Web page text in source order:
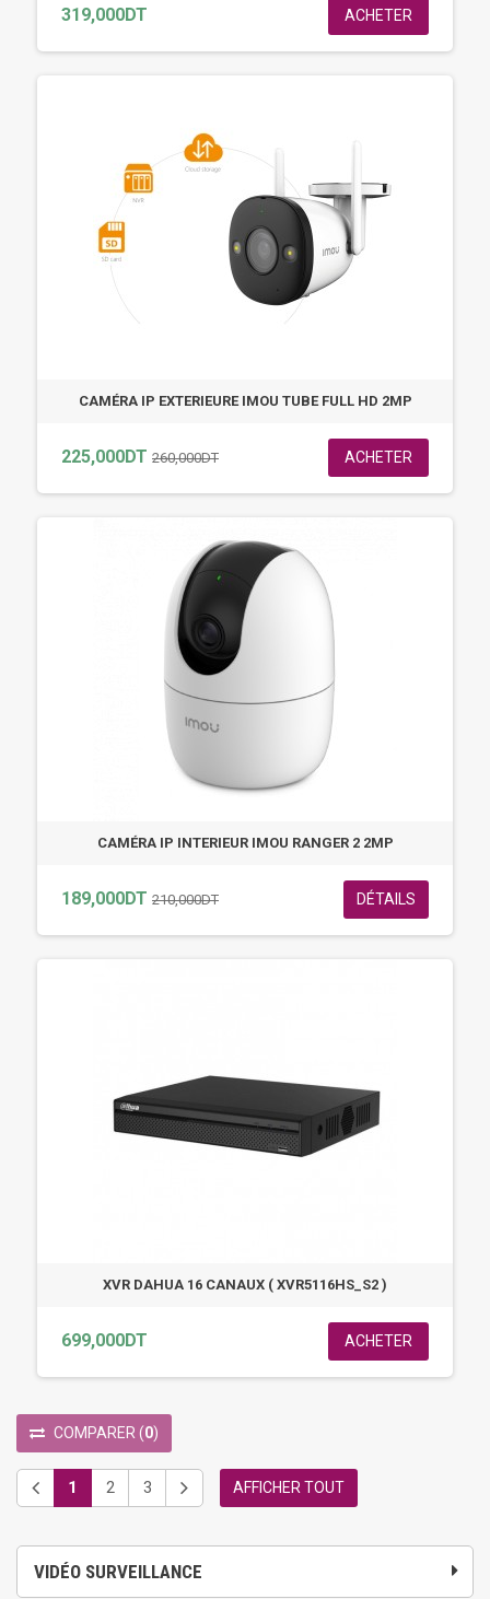
VIDÉO SURVEILLANCE
319,000DT ACHETER
CAMÉRA IP EXTERIEURE IMOU TUBE FULL HD 2MP
225,000DT 260,000DT ACHETER
CAMÉRA IP INTERIEUR IMOU RANGER 2 2MP
189,000DT 210,000DT DÉTAILS
XVR DAHUA 16 CANAUX ( XVR5116HS_S2 )
699,000DT ACHETER
COMPARER (0)
1 2 3 AFFICHER TOUT